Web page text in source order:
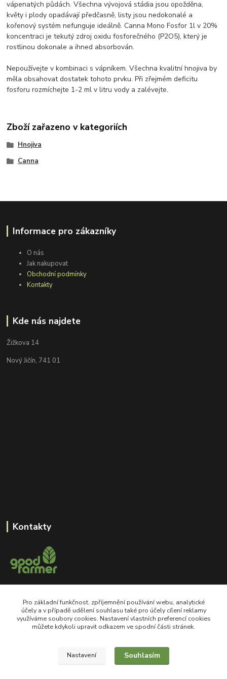
vápenatých půdách. Všechna vývojová stádia jsou opožděna,
květy i plody opadávají předčasně, listy jsou nedokonalé a
kořenový systém nefunguje ideálně. Canna Mono Fosfor 1l v 20%
koncentraci je tekutý zdroj oxidu fosforečného (P2O5), který je
rostlinou dokonale a ihned absorbován.
Nepoužívejte v kombinaci s vápníkem. Všechna kvalitní hnojiva by
měla obsahovat dostatek tohoto prvku. Při zřejmém deficitu
fosforu rozmíchejte 1-2 ml v litru vody a zalévejte.
Zboží zařazeno v kategoriích
Hnojiva
Canna
Informace pro zákazníky
O nás
Jak nakupovat
Obchodní podmínky
Kontakty
Kde nás najdete
Žižkova 14
Nový Jičín, 741 01
Kontakty
+420 605 550 660
Po-Pá, 8-18 hod
shop@goodfarmer.cz
Pro základní funkčnost, zpříjemnění používání webu, analytické
účely a v případě udělení souhlasu také pro účely cílení reklamy
využíváme soubory cookies. Nastavení vlastních preferencí cookies
můžete kdykoli upravit odkazem ve spodní části stránek.
Nastavení Souhlasím